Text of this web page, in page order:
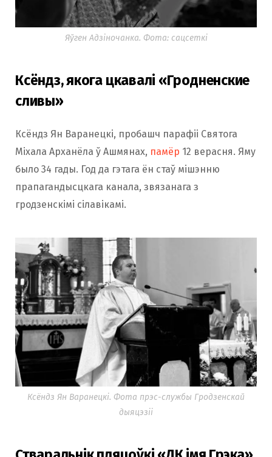
Яўген Адзіночанка. Фота: сацсеткі
Ксёндз, якога цкавалі «Гродненские
сливы»
Ксёндз Ян Варанецкі, пробашч парафіі Святога
Міхала Арханёла ў Ашмянах, памёр 12 верасня. Яму
было 34 гады. Год да гэтага ён стаў мішэнню
прапагандысцкага канала, звязанага з
гродзенскімі сілавікамі.
Ксёндз Ян Варанецкі. Фота прэс-службы Гродзенскай
дыяцэзіі